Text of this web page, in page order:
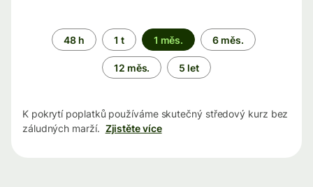
Časové
období
48 h 1 t 1 měs. 6 měs.
12 měs. 5 let
K pokrytí poplatků používáme skutečný středový kurz bez
záludných marží. Zjistěte více